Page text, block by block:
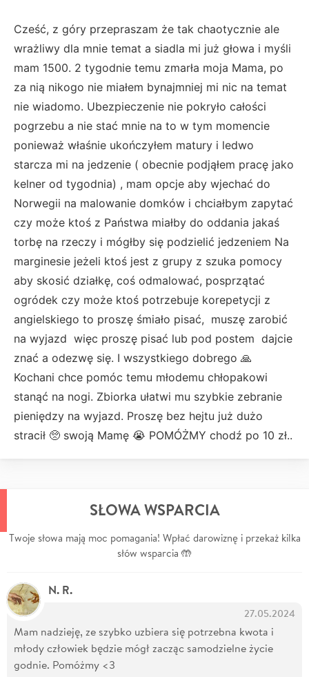
Cześć, z góry przepraszam że tak chaotycznie ale
wrażliwy dla mnie temat a siadla mi już głowa i myśli
mam 1500. 2 tygodnie temu zmarła moja Mama, po
za nią nikogo nie miałem bynajmniej mi nic na temat
nie wiadomo. Ubezpieczenie nie pokryło całości
pogrzebu a nie stać mnie na to w tym momencie
ponieważ właśnie ukończyłem matury i ledwo
starcza mi na jedzenie ( obecnie podjąłem pracę jako
kelner od tygodnia) , mam opcje aby wjechać do
Norwegii na malowanie domków i chciałbym zapytać
czy może ktoś z Państwa miałby do oddania jakaś
torbę na rzeczy i mógłby się podzielić jedzeniem Na
marginesie jeżeli ktoś jest z grupy z szuka pomocy
aby skosić działkę, coś odmalować, posprzątać
ogródek czy może ktoś potrzebuje korepetycji z
angielskiego to proszę śmiało pisać, muszę zarobić
na wyjazd więc proszę pisać lub pod postem dajcie
znać a odezwę się. I wszystkiego dobrego 🙏
Kochani chce pomóc temu młodemu chłopakowi
stanąć na nogi. Zbiorka ułatwi mu szybkie zebranie
pieniędzy na wyjazd. Proszę bez hejtu już dużo
stracił 🥺 swoją Mamę 😭 POMÓŻMY chodź po 10 zł..
SŁOWA WSPARCIA
Twoje słowa mają moc pomagania! Wpłać darowiznę i przekaż kilka
słów wsparcia 🤲
N. R.
27.05.2024
Mam nadzieję, ze szybko uzbiera się potrzebna kwota i
młody człowiek będzie mógł zacząc samodzielne życie
godnie. Pomóżmy <3